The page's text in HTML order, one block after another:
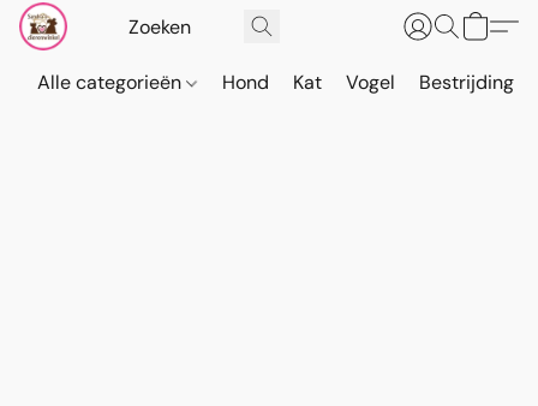
Alle categorieën Hond Kat Vogel Bestrijding